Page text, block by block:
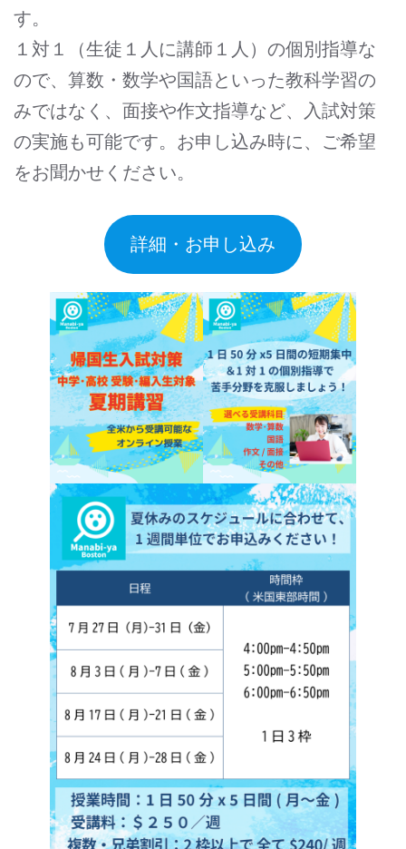
す。
１対１（生徒１人に講師１人）の個別指導な
ので、算数・数学や国語といった教科学習の
みではなく、面接や作文指導など、入試対策
の実施も可能です。お申し込み時に、ご希望
をお聞かせください。
詳細・お申し込み